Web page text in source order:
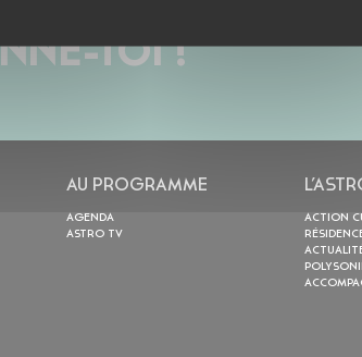
TOI !
AU PROGRAMME
AGENDA
ASTRO TV
ACTION